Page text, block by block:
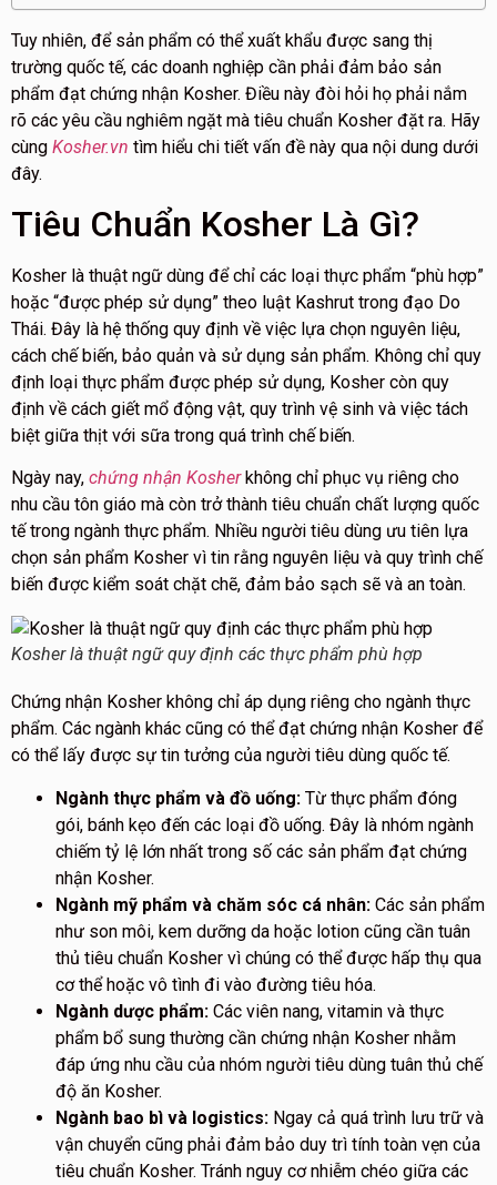
Tuy nhiên, để sản phẩm có thể xuất khẩu được sang thị
trường quốc tế, các doanh nghiệp cần phải đảm bảo sản
phẩm đạt chứng nhận Kosher. Điều này đòi hỏi họ phải nắm
rõ các yêu cầu nghiêm ngặt mà tiêu chuẩn Kosher đặt ra. Hãy
cùng Kosher.vn tìm hiểu chi tiết vấn đề này qua nội dung dưới
đây.
Tiêu Chuẩn Kosher Là Gì?
Kosher là thuật ngữ dùng để chỉ các loại thực phẩm “phù hợp”
hoặc “được phép sử dụng” theo luật Kashrut trong đạo Do
Thái. Đây là hệ thống quy định về việc lựa chọn nguyên liệu,
cách chế biến, bảo quản và sử dụng sản phẩm. Không chỉ quy
định loại thực phẩm được phép sử dụng, Kosher còn quy
định về cách giết mổ động vật, quy trình vệ sinh và việc tách
biệt giữa thịt với sữa trong quá trình chế biến.
Ngày nay, chứng nhận Kosherkhông chỉ phục vụ riêng cho
nhu cầu tôn giáo mà còn trở thành tiêu chuẩn chất lượng quốc
tế trong ngành thực phẩm. Nhiều người tiêu dùng ưu tiên lựa
chọn sản phẩm Kosher vì tin rằng nguyên liệu và quy trình chế
biến được kiểm soát chặt chẽ, đảm bảo sạch sẽ và an toàn.
Kosher là thuật ngữ quy định các thực phẩm phù hợp
Chứng nhận Kosher không chỉ áp dụng riêng cho ngành thực
phẩm. Các ngành khác cũng có thể đạt chứng nhận Kosher để
có thể lấy được sự tin tưởng của người tiêu dùng quốc tế.
Ngành thực phẩm và đồ uống: Từ thực phẩm đóng
gói, bánh kẹo đến các loại đồ uống. Đây là nhóm ngành
chiếm tỷ lệ lớn nhất trong số các sản phẩm đạt chứng
nhận Kosher.
Ngành mỹ phẩm và chăm sóc cá nhân: Các sản phẩm
như son môi, kem dưỡng da hoặc lotion cũng cần tuân
thủ tiêu chuẩn Kosher vì chúng có thể được hấp thụ qua
cơ thể hoặc vô tình đi vào đường tiêu hóa.
Ngành dược phẩm: Các viên nang, vitamin và thực
phẩm bổ sung thường cần chứng nhận Kosher nhằm
đáp ứng nhu cầu của nhóm người tiêu dùng tuân thủ chế
độ ăn Kosher.
Ngành bao bì và logistics: Ngay cả quá trình lưu trữ và
vận chuyển cũng phải đảm bảo duy trì tính toàn vẹn của
tiêu chuẩn Kosher. Tránh nguy cơ nhiễm chéo giữa các